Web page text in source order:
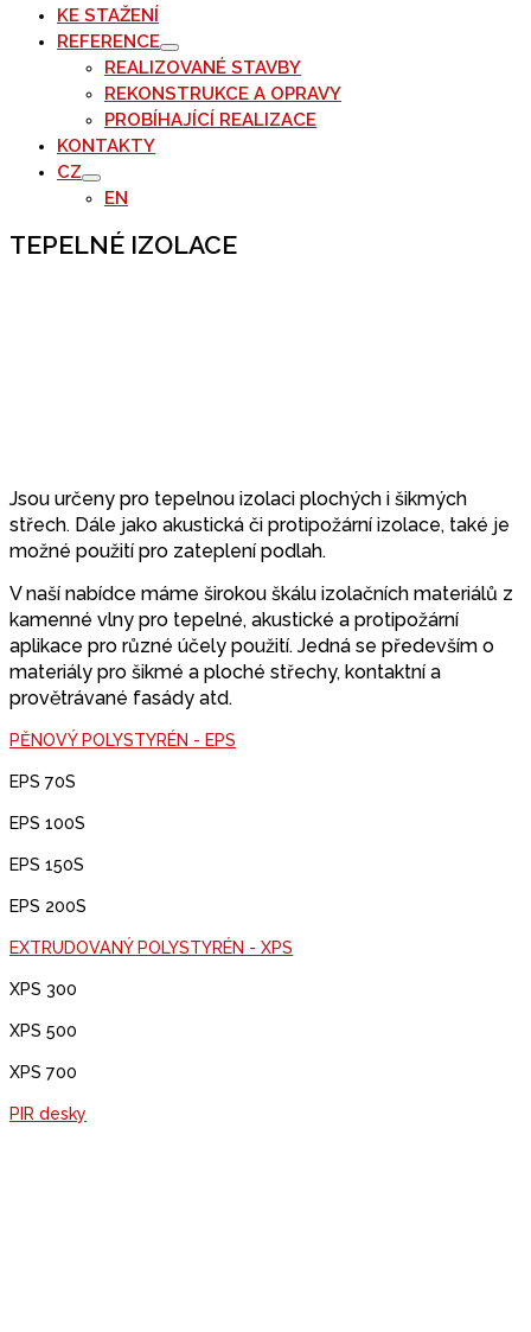
KE STAŽENÍ
REFERENCE
REALIZOVANÉ STAVBY
REKONSTRUKCE A OPRAVY
PROBÍHAJÍCÍ REALIZACE
KONTAKTY
CZ
EN
TEPELNÉ IZOLACE
Jsou určeny pro tepelnou izolaci plochých i šikmých
střech. Dále jako akustická či protipožární izolace, také je
možné použití pro zateplení podlah.
V naší nabídce máme širokou škálu izolačních materiálů z
kamenné vlny pro tepelné, akustické a protipožární
aplikace pro různé účely použití. Jedná se především o
materiály pro šikmé a ploché střechy, kontaktní a
provětrávané fasády atd.
PĚNOVÝ POLYSTYRÉN - EPS
EPS 70S
EPS 100S
EPS 150S
EPS 200S
EXTRUDOVANÝ POLYSTYRÉN - XPS
XPS 300
XPS 500
XPS 700
PIR desky